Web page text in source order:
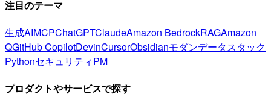
注目のテーマ
生成AIMCPChatGPTClaudeAmazon BedrockRAGAmazon
QGitHub CopilotDevinCursorObsidianモダンデータスタック
PythonセキュリティPM
プロダクトやサービスで探す